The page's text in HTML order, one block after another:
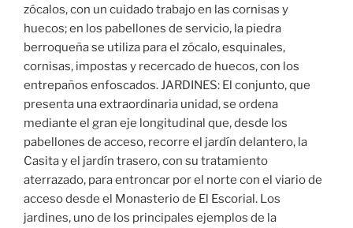
zócalos, con un cuidado trabajo en las cornisas y
huecos; en los pabellones de servicio, la piedra
berroqueña se utiliza para el zócalo, esquinales,
cornisas, impostas y recercado de huecos, con los
entrepaños enfoscados. JARDINES: El conjunto, que
presenta una extraordinaria unidad, se ordena
mediante el gran eje longitudinal que, desde los
pabellones de acceso, recorre el jardín delantero, la
Casita y el jardín trasero, con su tratamiento
aterrazado, para entroncar por el norte con el viario de
acceso desde el Monasterio de El Escorial. Los
jardines, uno de los principales ejemplos de la